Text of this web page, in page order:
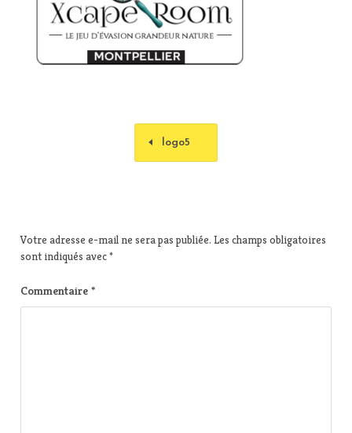
logo5
Votre adresse e-mail ne sera pas publiée. Les champs obligatoires
sont indiqués avec*
Commentaire *